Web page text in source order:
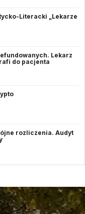
Literacki „Lekarze
Lekarz
do pacjenta
rozliczenia. Audyt